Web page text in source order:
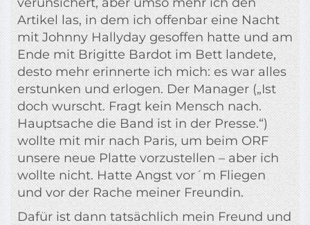
Artikel las, in dem ich offenbar eine Nacht
mit Johnny Hallyday gesoffen hatte und am
Ende mit Brigitte Bardot im Bett landete,
desto mehr erinnerte ich mich: es war alles
erstunken und erlogen. Der Manager („Ist
doch wurscht. Fragt kein Mensch nach.
Hauptsache die Band ist in der Presse.“)
wollte mit mir nach Paris, um beim ORF
unsere neue Platte vorzustellen – aber ich
wollte nicht. Hatte Angst vor´m Fliegen
und vor der Rache meiner Freundin.
Dafür ist dann tatsächlich mein Freund und